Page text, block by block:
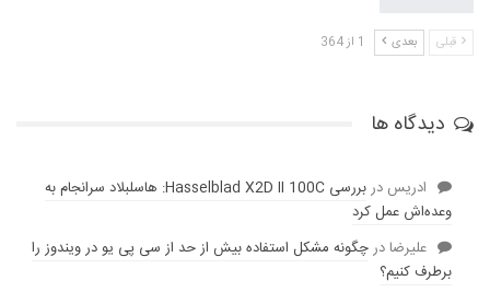
قبلی بعدی 1 از 364
دیدگاه ها
ادریس در
بررسی Hasselblad X2D II 100C: هاسلبلاد سرانجام به
وعده‌‌اش عمل کرد
عليرضادرچگونه مشکل استفاده بیش از حد از سی پی یو در ویندوز را
برطرف کنیم؟